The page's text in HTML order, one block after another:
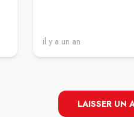
il y a un an
LAISSER UN